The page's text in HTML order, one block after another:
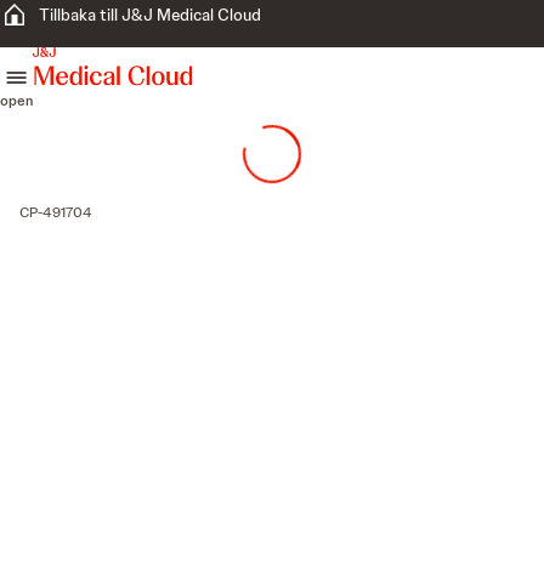
Tillbaka till J&J Medical Cloud
open
CP-491704